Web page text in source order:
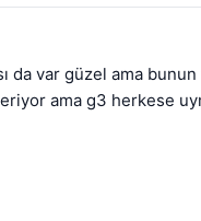
da var güzel ama
ama g3 herkese